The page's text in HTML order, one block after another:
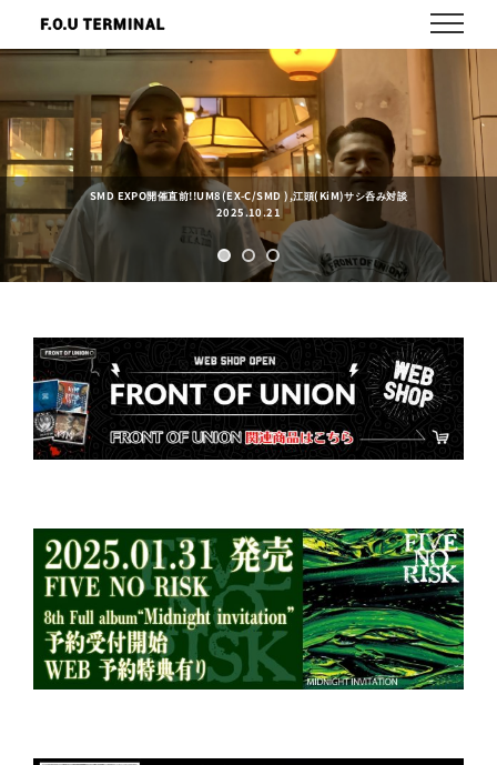
content
SMD EXPO開催直前!!UM8(EX-C/SMD ),江頭(KiM)サシ呑み対談
2025.10.21